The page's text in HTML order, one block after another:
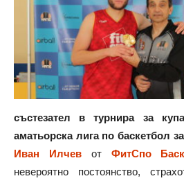
състезател в турнира за
аматьорска лига по баскетбол
Иван Илчевот ФитСпо
невероятно постоянство,